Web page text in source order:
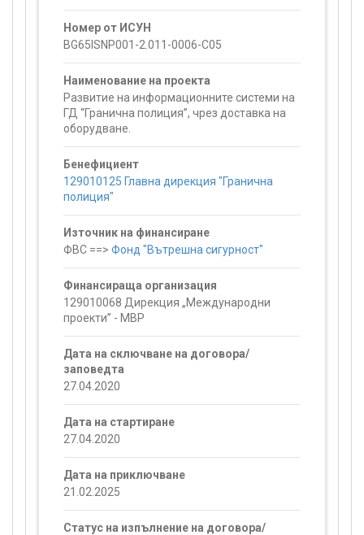
Номер от ИСУН
BG65ISNP001-2.011-0006-C05
Наименование на проекта
Развитие на информационните системи на
ГД “Гранична полиция”, чрез доставка на
оборудване.
Бенефициент
129010125 Главна дирекция "Гранична
полиция"
Източник на финансиране
ФВС ==> Фонд "Вътрешна сигурност"
Финансираща организация
129010068 Дирекция „Международни
проекти” - МВР
Дата на сключване на договора/
заповедта
27.04.2020
Дата на стартиране
27.04.2020
Дата на приключване
21.02.2025
Статус на изпълнение на договора/